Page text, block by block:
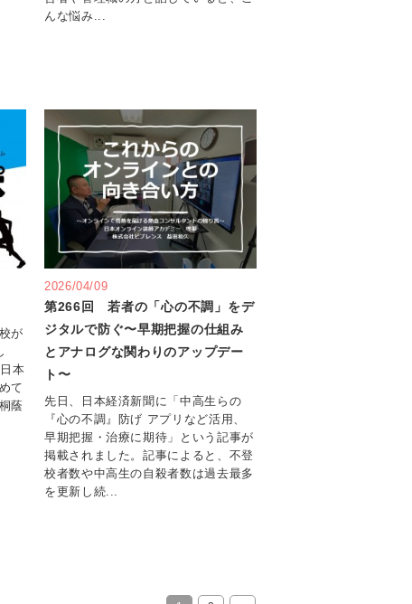
んな悩み...
が
本
て
蔭
2026/04/09
第266回 若者の「心の不調」をデ
ジタルで防ぐ〜早期把握の仕組み
とアナログな関わりのアップデー
ト〜
先日、日本経済新聞に「中高生らの
『心の不調』防げ アプリなど活用、
早期把握・治療に期待」という記事が
掲載されました。記事によると、不登
校者数や中高生の自殺者数は過去最多
を更新し続...